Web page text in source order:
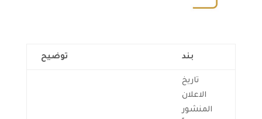
بند توضيح
تاريخ
الاعلان
المنشور